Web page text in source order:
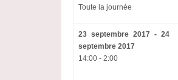
Toute la journée
23 septembre 2017 - 24
septembre 2017
14:00 - 2:00